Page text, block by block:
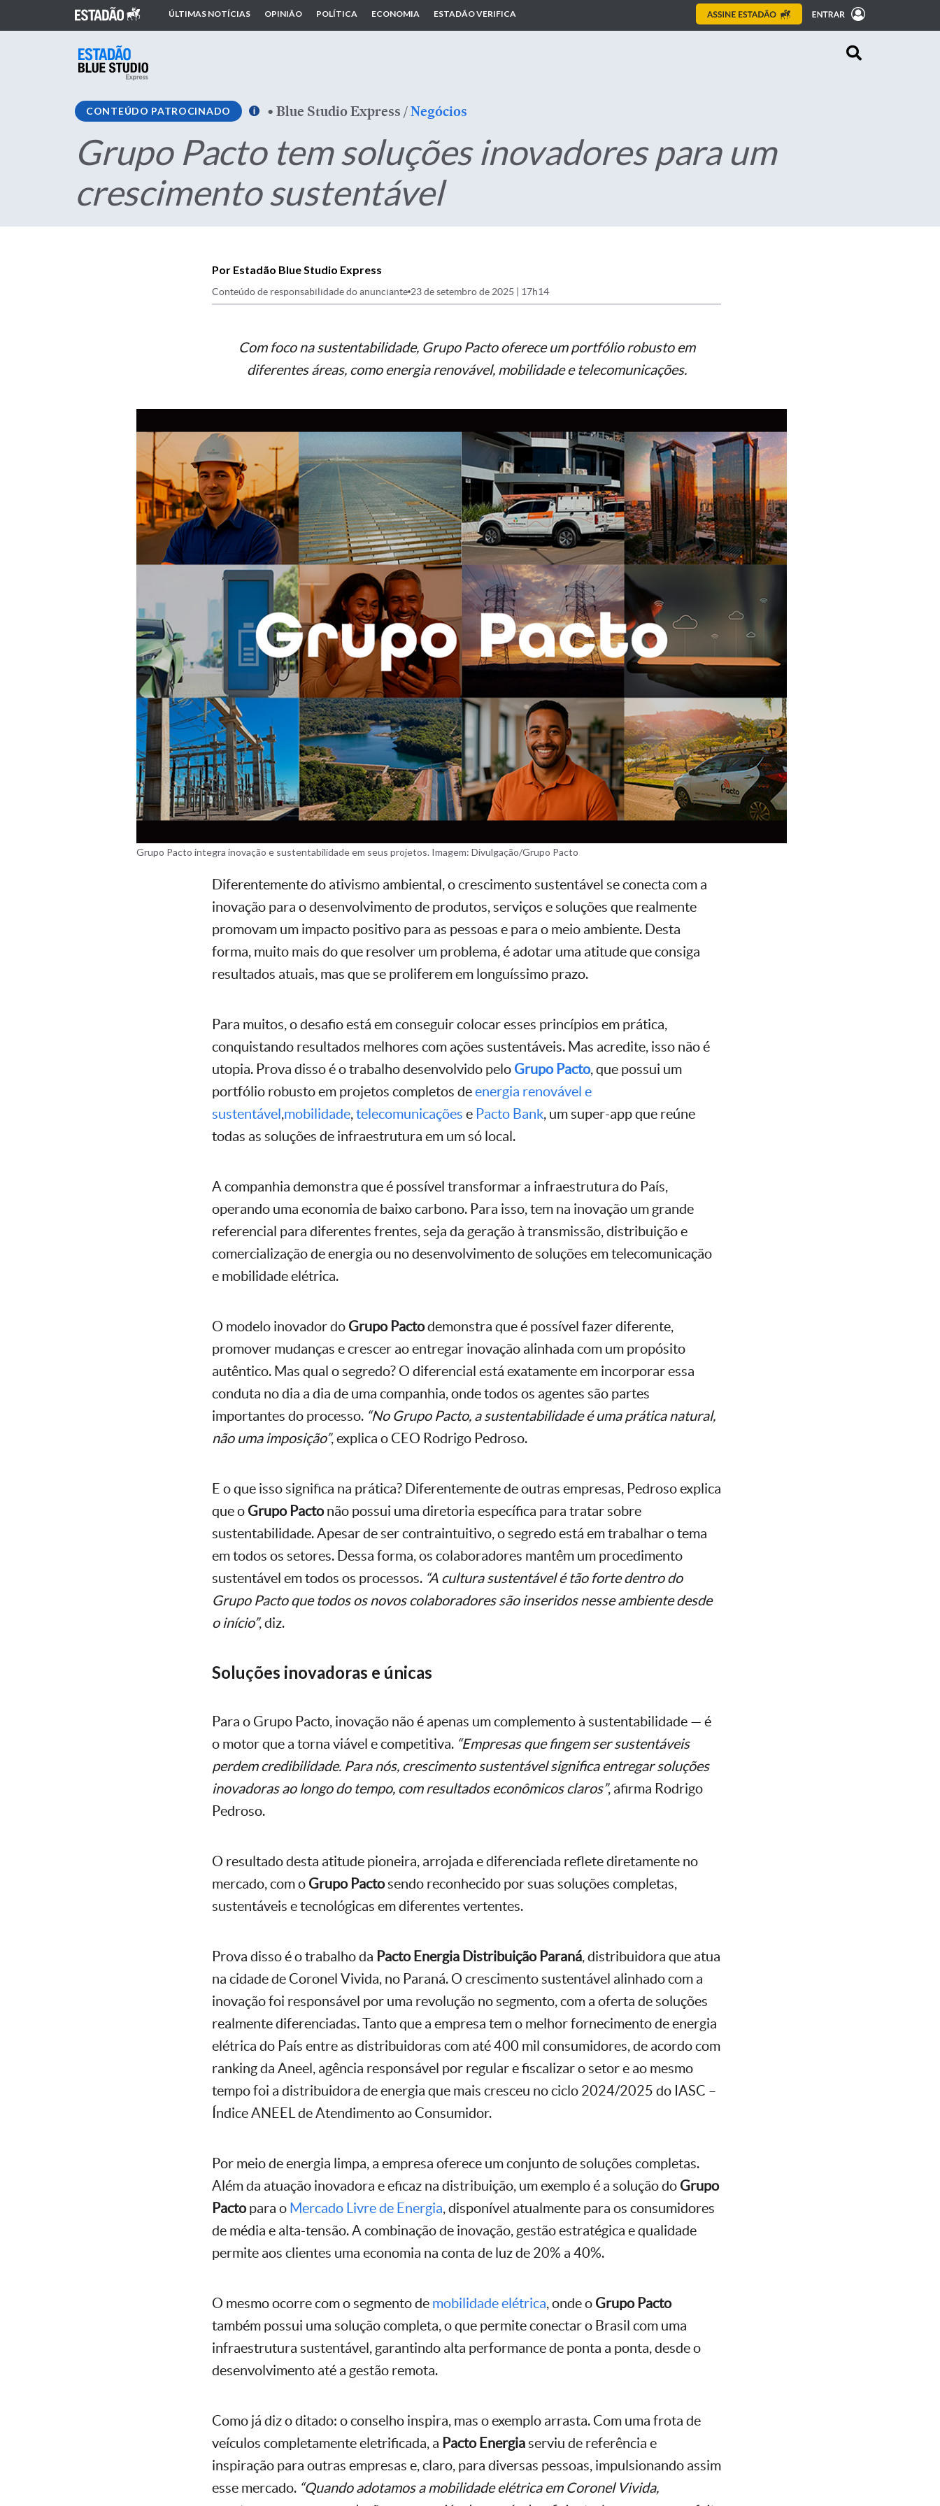
ÚLTIMAS NOTÍCIAS OPINIÃO POLÍTICA ECONOMIA ESTADÃO VERIFICA
CONTEÚDO PATROCINADO •Blue Studio Express/Negócios
Grupo Pacto tem soluções inovadores para um
crescimento sustentável
Por Estadão Blue Studio Express
Conteúdo de responsabilidade do anunciante 23 de setembro de 2025 | 17h14
Com foco na sustentabilidade, Grupo Pacto oferece um portfólio robusto em
diferentes áreas, como energia renovável, mobilidade e telecomunicações.
Grupo Pacto integra inovação e sustentabilidade em seus projetos. Imagem: Divulgação/Grupo Pacto
Diferentemente do ativismo ambiental, o crescimento sustentável se conecta com a
inovação para o desenvolvimento de produtos, serviços e soluções que realmente
promovam um impacto positivo para as pessoas e para o meio ambiente. Desta
forma, muito mais do que resolver um problema, é adotar uma atitude que consiga
resultados atuais, mas que se proliferem em longuíssimo prazo.
Para muitos, o desafio está em conseguir colocar esses princípios em prática,
conquistando resultados melhores com ações sustentáveis. Mas acredite, isso não é
utopia. Prova disso é o trabalho desenvolvido pelo Grupo Pacto, que possui um
portfólio robusto em projetos completos deenergia renovável e
sustentável,mobilidade,telecomunicações e Pacto Bank, um super-app que reúne
todas as soluções de infraestrutura em um só local.
A companhia demonstra que é possível transformar a infraestrutura do País,
operando uma economia de baixo carbono. Para isso, tem na inovação um grande
referencial para diferentes frentes, seja da geração à transmissão, distribuição e
comercialização de energia ou no desenvolvimento de soluções em telecomunicação
e mobilidade elétrica.
O modelo inovador do Grupo Pactodemonstra que é possível fazer diferente,
promover mudanças e crescer ao entregar inovação alinhada com um propósito
autêntico. Mas qual o segredo? O diferencial está exatamente em incorporar essa
conduta no dia a dia de uma companhia, onde todos os agentes são partes
importantes do processo. “No Grupo Pacto, a sustentabilidade é uma prática natural,
não uma imposição”, explica o CEO Rodrigo Pedroso.
E o que isso significa na prática? Diferentemente de outras empresas, Pedroso explica
que o Grupo Pactonão possui uma diretoria específica para tratar sobre
sustentabilidade. Apesar de ser contraintuitivo, o segredo está em trabalhar o tema
em todos os setores. Dessa forma, os colaboradores mantêm um procedimento
sustentável em todos os processos. “A cultura sustentável é tão forte dentro do
Grupo Pacto que todos os novos colaboradores são inseridos nesse ambiente desde
o início”, diz.
Soluções inovadoras e únicas
Para o Grupo Pacto, inovação não é apenas um complemento à sustentabilidade — é
o motor que a torna viável e competitiva. “Empresas que fingem ser sustentáveis
perdem credibilidade. Para nós, crescimento sustentável significa entregar soluções
inovadoras ao longo do tempo, com resultados econômicos claros”, afirma Rodrigo
Pedroso.
O resultado desta atitude pioneira, arrojada e diferenciada reflete diretamente no
mercado, com o Grupo Pactosendo reconhecido por suas soluções completas,
sustentáveis e tecnológicas em diferentes vertentes.
Prova disso é o trabalho da Pacto Energia Distribuição Paraná, distribuidora que atua
na cidade de Coronel Vivida, no Paraná. O crescimento sustentável alinhado com a
inovação foi responsável por uma revolução no segmento, com a oferta de soluções
realmente diferenciadas. Tanto que a empresa tem o melhor fornecimento de energia
elétrica do País entre as distribuidoras com até 400 mil consumidores, de acordo com
ranking da Aneel, agência responsável por regular e fiscalizar o setor e ao mesmo
tempo foi a distribuidora de energia que mais cresceu no ciclo 2024/2025 do IASC –
Índice ANEEL de Atendimento ao Consumidor.
Por meio de energia limpa, a empresa oferece um conjunto de soluções completas.
Além da atuação inovadora e eficaz na distribuição, um exemplo é a solução do Grupo
Pactopara o Mercado Livre de Energia, disponível atualmente para os consumidores
de média e alta-tensão. A combinação de inovação, gestão estratégica e qualidade
permite aos clientes uma economia na conta de luz de 20% a 40%.
O mesmo ocorre com o segmento de mobilidade elétrica, onde o Grupo Pacto
também possui uma solução completa, o que permite conectar o Brasil com uma
infraestrutura sustentável, garantindo alta performance de ponta a ponta, desde o
desenvolvimento até a gestão remota.
Como já diz o ditado: o conselho inspira, mas o exemplo arrasta. Com uma frota de
veículos completamente eletrificada, a Pacto Energiaserviu de referência e
inspiração para outras empresas e, claro, para diversas pessoas, impulsionando assim
esse mercado. “Quando adotamos a mobilidade elétrica em Coronel Vivida,